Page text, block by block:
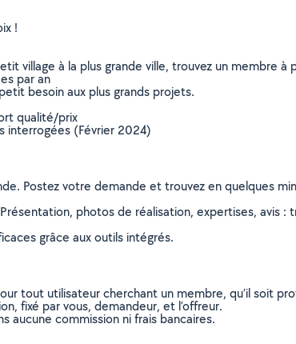
!
village à la plus grande ville, trouvez un membre à
par an
besoin aux plus grands projets.
qualité/prix
interrogées (Février 2024)
Postez votre demande et trouvez en quelques
photos de réalisation, expertises, avis :
grâce aux outils intégrés.
tout utilisateur cherchant un membre, qu’il soit
fixé par vous, demandeur, et l’offreur.
aucune commission ni frais bancaires.